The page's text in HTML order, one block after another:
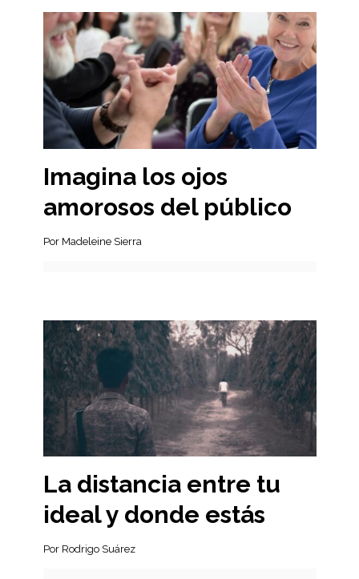
Imagina los ojos
amorosos del público
Por Madeleine Sierra
La distancia entre tu
ideal y donde estás
Por Rodrigo Suárez